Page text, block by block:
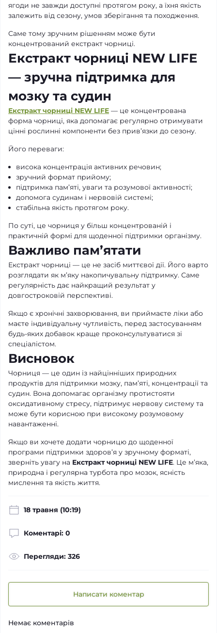
ягоди не завжди доступні протягом року, а їхня якість
залежить від сезону, умов зберігання та походження.
Саме тому зручним рішенням може бути
концентрований екстракт чорниці.
Екстракт чорниці NEW LIFE
— зручна підтримка для
мозку та судин
Екстракт чорниці NEW LIFE — це концентрована
форма чорниці, яка допомагає регулярно отримувати
цінні рослинні компоненти без прив’язки до сезону.
Його переваги:
висока концентрація активних речовин;
зручний формат прийому;
підтримка пам’яті, уваги та розумової активності;
допомога судинам і нервовій системі;
стабільна якість протягом року.
По суті, це чорниця у більш концентрованій і
практичній формі для щоденної підтримки організму.
Важливо пам’ятати
Екстракт чорниці — це не засіб миттєвої дії. Його варто
розглядати як м’яку накопичувальну підтримку. Саме
регулярність дає найкращий результат у
довгостроковій перспективі.
Якщо є хронічні захворювання, ви приймаєте ліки або
маєте індивідуальну чутливість, перед застосуванням
будь-яких добавок краще проконсультуватися зі
спеціалістом.
Висновок
Чорниця — це один із найцінніших природних
продуктів для підтримки мозку, пам’яті, концентрації та
судин. Вона допомагає організму протистояти
оксидативному стресу, підтримує нервову систему та
може бути корисною при високому розумовому
навантаженні.
Якщо ви хочете додати чорницю до щоденної
програми підтримки здоров’я у зручному форматі,
зверніть увагу на Екстракт чорниці NEW LIFE. Це м’яка,
природна і регулярна турбота про мозок, ясність
мислення та якість життя.
18 травня (10:19)
Коментарі: 0
Перегляди: 326
Написати коментар
Немає коментарів